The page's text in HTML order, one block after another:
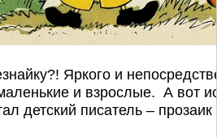
Яркого и
и взрослые. А вот
детский писатель –